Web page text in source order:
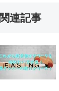
関連記事